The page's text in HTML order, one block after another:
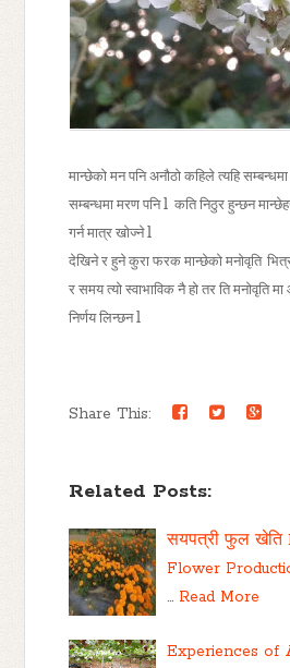
मान्छेको मन पनि अनौठो कहिले त्यहि
सम्बन्धमा मरण पनि l कति निठुर हुन्छन
गर्न मात्र खोज्ने l
देखिने र हुने कुरा फरक मान्छेको मनोवृति
र समय त्यो स्वाभाविक नै हो तर ति मनोवृति
निर्णय लिन्छन l
Share This:
Related Posts:
सयपत्री फुल खेति
Flower
… Read More
Experiences of